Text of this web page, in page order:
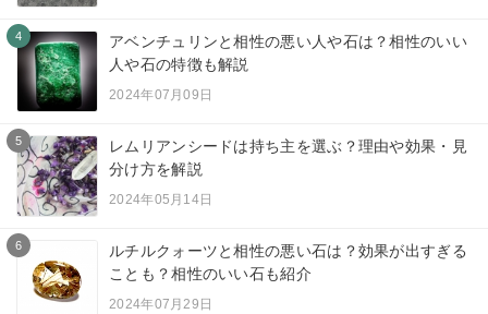
4
アベンチュリンと相性の悪い人や石は？相性のいい
人や石の特徴も解説
2024年07月09日
5
レムリアンシードは持ち主を選ぶ？理由や効果・見
分け方を解説
2024年05月14日
6
ルチルクォーツと相性の悪い石は？効果が出すぎる
ことも？相性のいい石も紹介
2024年07月29日